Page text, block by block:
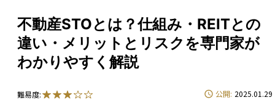
不動産STOとは？仕組み・REITとの
違い・メリットとリスクを専門家が
わかりやすく解説
難易度: 公開: 2025.01.29